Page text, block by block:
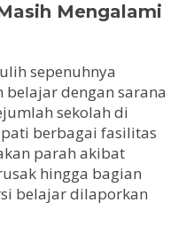
Mengalami
sepenuhnya
dengan sarana
sekolah di
berbagai fasilitas
parah akibat
hingga bagian
belajar dilaporkan